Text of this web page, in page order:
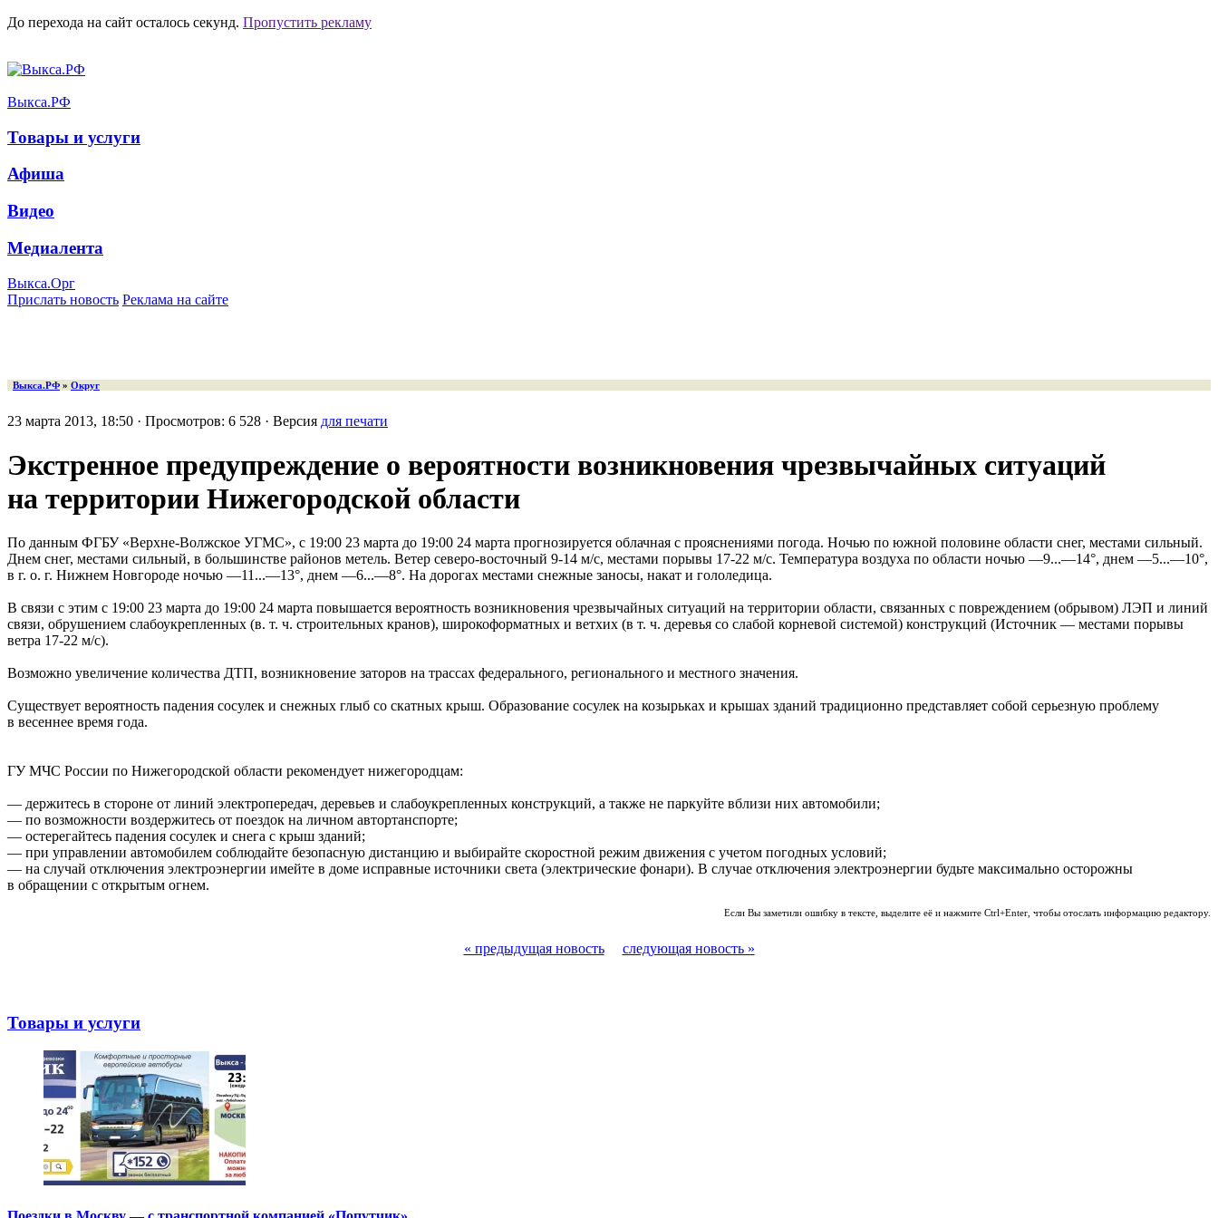
До перехода на сайт осталось секунд. Пропустить рекламу
Выкса.РФ
Товары и услуги
Афиша
Видео
Медиалента
Выкса.Орг
Прислать новость Реклама на сайте
Выкса.РФ » Округ
23 марта 2013, 18:50 · Просмотров: 6 528 · Версия для печати
Экстренное предупреждение о вероятности возникновения чрезвычайных ситуаций
на территории Нижегородской области
По данным ФГБУ «Верхне-Волжское УГМС», с 19:00 23 марта до 19:00 24 марта прогнозируется облачная с прояснениями погода. Ночью по южной половине области снег, местами сильный.
Днем снег, местами сильный, в большинстве районов метель. Ветер северо-восточный 9-14 м/с, местами порывы 17-22 м/с. Температура воздуха по области ночью —9...—14°, днем —5...—10°,
в г. о. г. Нижнем Новгороде ночью —11...—13°, днем —6...—8°. На дорогах местами снежные заносы, накат и гололедица.
В связи с этим с 19:00 23 марта до 19:00 24 марта повышается вероятность возникновения чрезвычайных ситуаций на территории области, связанных с повреждением (обрывом) ЛЭП и линий
связи, обрушением слабоукрепленных (в. т. ч. строительных кранов), широкоформатных и ветхих (в т. ч. деревья со слабой корневой системой) конструкций (Источник — местами порывы
ветра 17-22 м/с).
Возможно увеличение количества ДТП, возникновение заторов на трассах федерального, регионального и местного значения.
Существует вероятность падения сосулек и снежных глыб со скатных крыш. Образование сосулек на козырьках и крышах зданий традиционно представляет собой серьезную проблему
в весеннее время года.
ГУ МЧС России по Нижегородской области рекомендует нижегородцам:
— держитесь в стороне от линий электропередач, деревьев и слабоукрепленных конструкций, а также не паркуйте вблизи них автомобили;
— по возможности воздержитесь от поездок на личном автортанспорте;
— остерегайтесь падения сосулек и снега с крыш зданий;
— при управлении автомобилем соблюдайте безопасную дистанцию и выбирайте скоростной режим движения с учетом погодных условий;
— на случай отключения электроэнергии имейте в доме исправные источники света (электрические фонари). В случае отключения электроэнергии будьте максимально осторожны
в обращении с открытым огнем.
Если Вы заметили ошибку в тексте, выделите её и нажмите Ctrl+Enter, чтобы отослать информацию редактору.
« предыдущая новость следующая новость »
Товары и услуги